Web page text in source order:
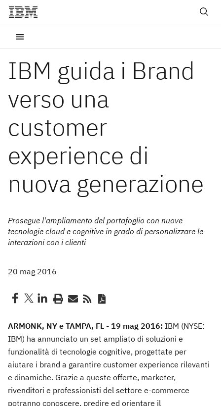
IBM guida i Brand
verso una
customer
experience di
nuova generazione
Prosegue l'ampliamento del portafoglio con nuove
tecnologie cloud e cognitive in grado di personalizzare le
interazioni con i clienti
20 mag 2016
ARMONK, NY e TAMPA, FL - 19 mag 2016: IBM (NYSE:
IBM) ha annunciato un set ampliato di soluzioni e
funzionalità di tecnologie cognitive, progettate per
aiutare i brand a garantire customer experience rilevanti
e dinamiche. Grazie a queste offerte, marketer,
rivenditori e professionisti del settore e-commerce
potranno conoscere, predire ed orientare il